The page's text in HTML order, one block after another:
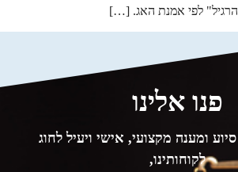
לפי אמנת האג. […]
פנו אלינו
ומענה מקצועי, אישי ויעיל לחוג
לקוחותינו,